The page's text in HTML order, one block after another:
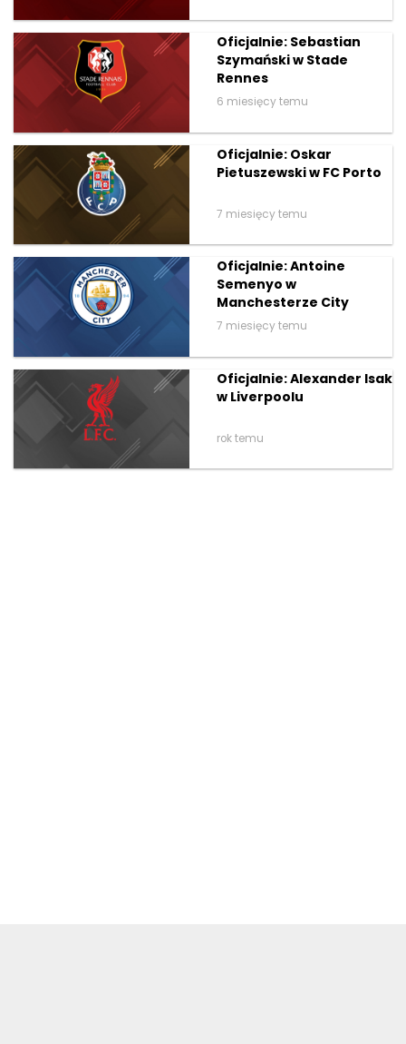
Oficjalnie: Sebastian
Szymański w Stade
Rennes
6 miesięcy temu
Oficjalnie: Oskar
Pietuszewski w FC Porto
7 miesięcy temu
Oficjalnie: Antoine
Semenyo w
Manchesterze City
7 miesięcy temu
Oficjalnie: Alexander Isak
w Liverpoolu
rok temu